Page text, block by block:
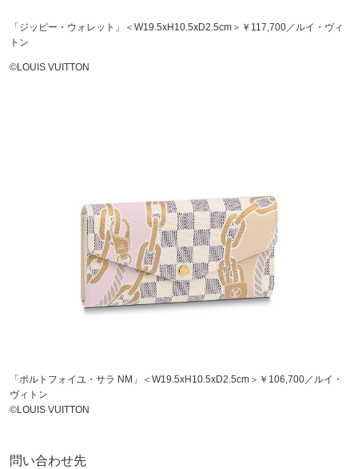
「ジッピー・ウォレット」＜W19.5xH10.5xD2.5cm＞￥117,700／ルイ・ヴィ
トン
©LOUIS VUITTON
「ポルトフォイユ・サラ NM」＜W19.5xH10.5xD2.5cm＞￥106,700／ルイ・
ヴィトン
©LOUIS VUITTON
問い合わせ先